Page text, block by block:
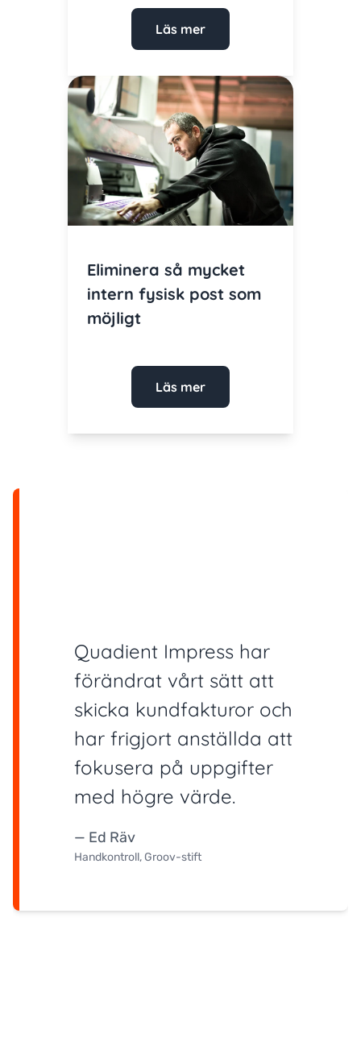
Läs mer
Eliminera så mycket
intern fysisk post som
möjligt
Läs mer
Quadient Impress har
förändrat vårt sätt att
skicka kundfakturor och
har frigjort anställda att
fokusera på uppgifter
med högre värde.
— Ed Räv
Handkontroll, Groov-stift